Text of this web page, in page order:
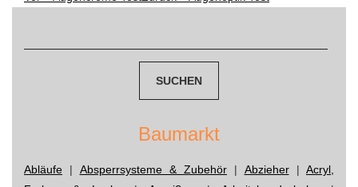
Post
Baumarkt
Abläufe | Absperrsysteme & Zubehör | Abzieher| Acryl,